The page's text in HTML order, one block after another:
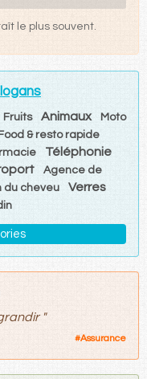
le plus souvent.
Fruits Animaux
Moto
& resto rapide
Téléphonie
Agence de
du cheveu
Verres
"
#Assurance